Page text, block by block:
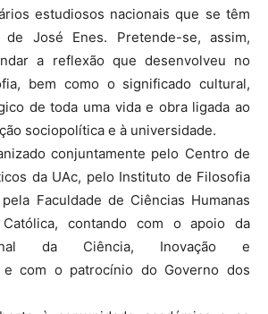
estudiosos nacionais que se têm
José Enes. Pretende-se, assim,
a reflexão que desenvolveu no
bem como o significado cultural,
de toda uma vida e obra ligada ao
sociopolítica e à universidade.
conjuntamente pelo Centro de
da UAc, pelo Instituto de Filosofia
Faculdade de Ciências Humanas
contando com o apoio da
da Ciência, Inovação e
e com o patrocínio do Governo dos